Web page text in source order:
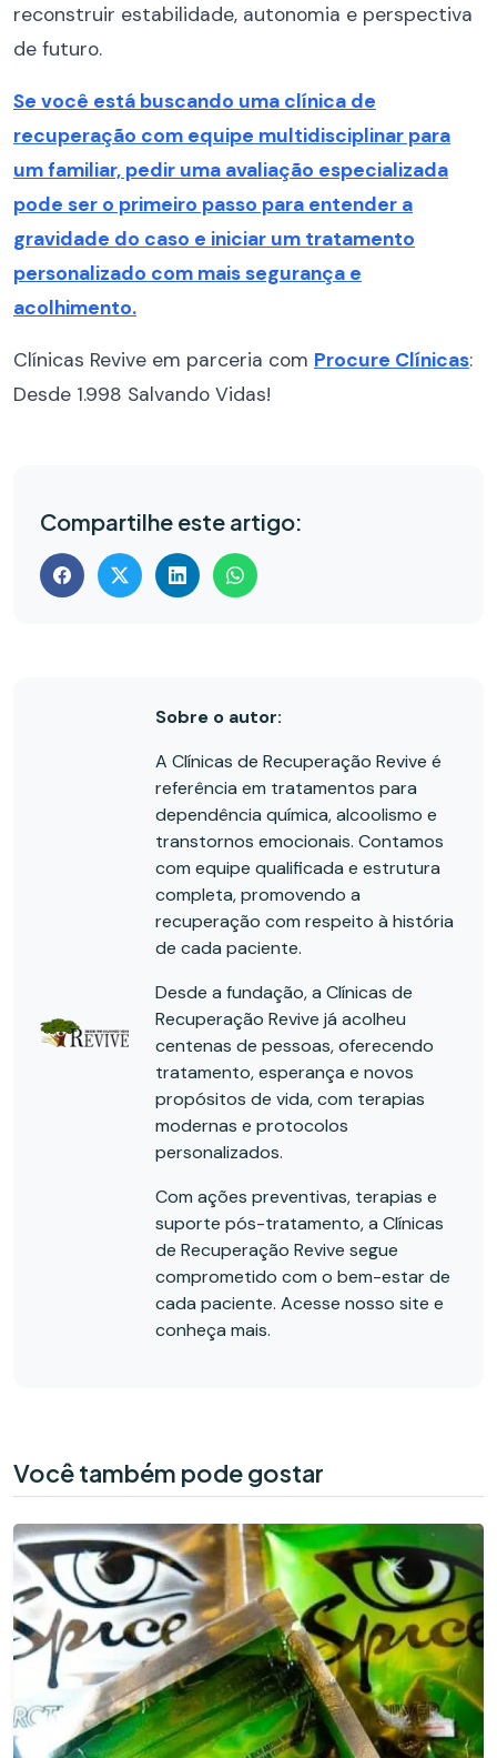
reconstruir estabilidade, autonomia e perspectiva
de futuro.
Se você está buscando uma clínica de
recuperação com equipe multidisciplinar para
um familiar, pedir uma avaliação especializada
pode ser o primeiro passo para entender a
gravidade do caso e iniciar um tratamento
personalizado com mais segurança e
acolhimento.
Clínicas Revive em parceria com Procure Clínicas:
Desde 1.998 Salvando Vidas!
Compartilhe este artigo:
Sobre o autor:
A Clínicas de Recuperação Revive é
referência em tratamentos para
dependência química, alcoolismo e
transtornos emocionais. Contamos
com equipe qualificada e estrutura
completa, promovendo a
recuperação com respeito à história
de cada paciente.
Desde a fundação, a Clínicas de
Recuperação Revive já acolheu
centenas de pessoas, oferecendo
tratamento, esperança e novos
propósitos de vida, com terapias
modernas e protocolos
personalizados.
Com ações preventivas, terapias e
suporte pós-tratamento, a Clínicas
de Recuperação Revive segue
comprometido com o bem-estar de
cada paciente. Acesse nosso site e
conheça mais.
Você também pode gostar